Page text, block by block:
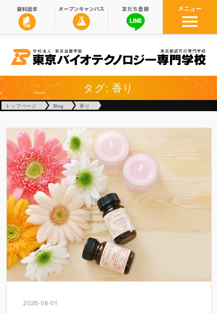
タグ: 香り
トップページ Blog 香り
2026-08-01